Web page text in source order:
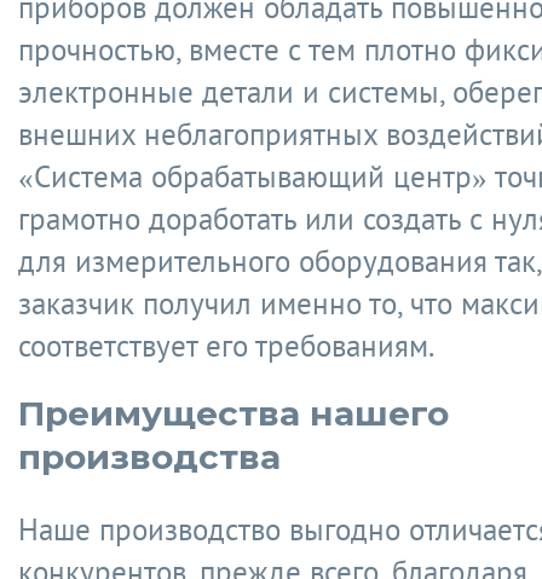
прочностью, вместе с тем плотно
электронные детали и системы,
внешних неблагоприятных
«Система обрабатывающий центр»
грамотно доработать или создать с
для измерительного оборудования
заказчик получил именно то, что
соответствует его требованиям.
Преимущества нашего
производства
Наше производство выгодно